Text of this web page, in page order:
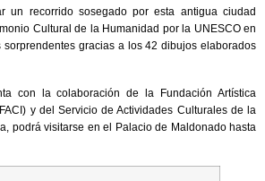
un recorrido sosegado por esta antigua ciudad
Cultural de la Humanidad por la UNESCO en
sorprendentes gracias a los 42 dibujos elaborados
con la colaboración de la Fundación Artística
y del Servicio de Actividades Culturales de la
podrá visitarse en el Palacio de Maldonado hasta